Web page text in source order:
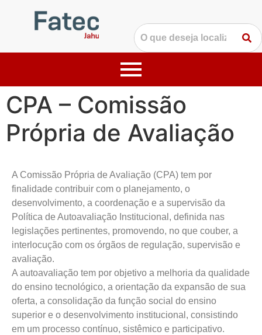
CPA – Comissão
Própria de Avaliação
A Comissão Própria de Avaliação (CPA) tem por
finalidade contribuir com o planejamento, o
desenvolvimento, a coordenação e a supervisão da
Política de Autoavaliação Institucional, definida nas
legislações pertinentes, promovendo, no que couber, a
interlocução com os órgãos de regulação, supervisão e
avaliação.
A autoavaliação tem por objetivo a melhoria da qualidade
do ensino tecnológico, a orientação da expansão de sua
oferta, a consolidação da função social do ensino
superior e o desenvolvimento institucional, consistindo
em um processo contínuo, sistêmico e participativo.